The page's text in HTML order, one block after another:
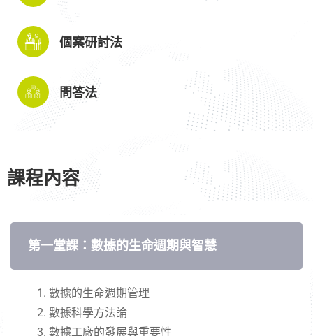
個案研討法
問答法
課程內容
第一堂課：數據的生命週期與智慧
數據的生命週期管理
數據科學方法論
數據工廠的發展與重要性